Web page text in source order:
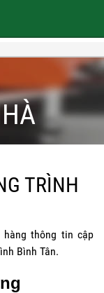
TRÌNH
thông tin cập
Bình Tân.